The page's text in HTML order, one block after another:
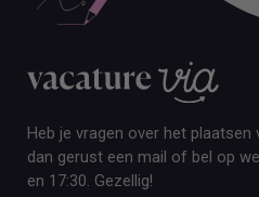
Heb je vragen over het
dan gerust een mail of bel op
en 17:30. Gezellig!